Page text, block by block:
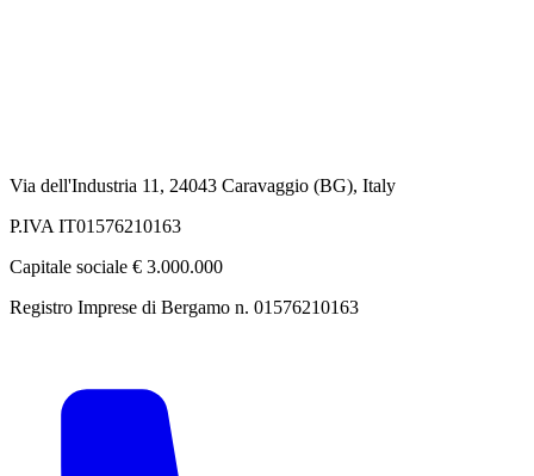
Via dell'Industria 11, 24043 Caravaggio (BG), Italy
P.IVA IT01576210163
Capitale sociale € 3.000.000
Registro Imprese di Bergamo n. 01576210163